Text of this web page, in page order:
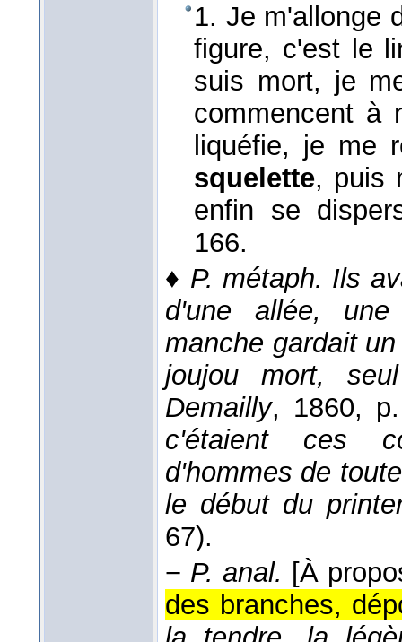
1. Je m'allonge
figure, c'est le
suis mort, je
commencent à
liquéfie, je me
squelette, puis
enfin se
166.
♦ P. métaph. Ils
d'une allée,
manche gardait
joujou mort,
Demailly, 1860,
c'étaient ces
d'hommes de
le début du
67).
− P. anal. [À
des branches,